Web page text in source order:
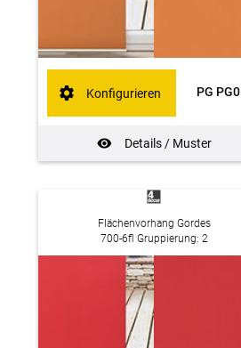
PG PG0
Details / Muster
Konfigurieren
Flächenvorhang Gordes
700-6fl Gruppierung: 2